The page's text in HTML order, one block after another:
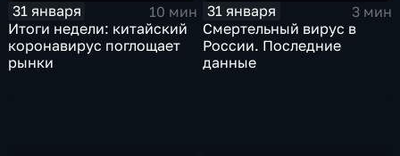
31 января
10 мин
Итоги недели: китайский
коронавирус поглощает
рынки
31 января
3 мин
Смертельный вирус в
России. Последние
данные